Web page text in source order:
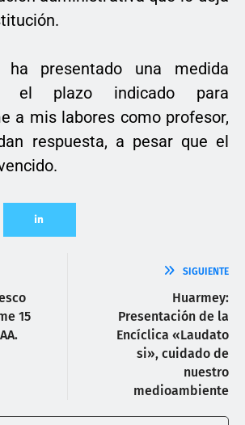
ha presentado una medida
el plazo indicado para
a mis labores como profesor,
respuesta, a pesar que el
15
SIGUIENTE
Huarmey:
Presentación de la
Encíclica «Laudato
si», cuidado de
nuestro
medioambiente